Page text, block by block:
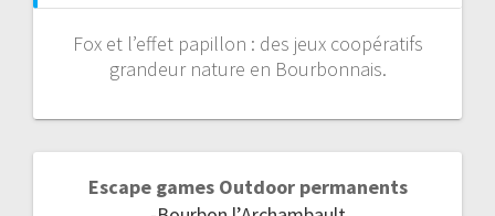
Fox et l’effet papillon : des jeux coopératifs
grandeur nature en Bourbonnais.
Escape games Outdoor permanents